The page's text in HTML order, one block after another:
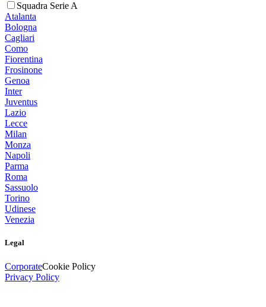
Squadra Serie A
Atalanta
Bologna
Cagliari
Como
Fiorentina
Frosinone
Genoa
Inter
Juventus
Lazio
Lecce
Milan
Monza
Napoli
Parma
Roma
Sassuolo
Torino
Udinese
Venezia
Legal
CorporateCookie Policy
Privacy Policy